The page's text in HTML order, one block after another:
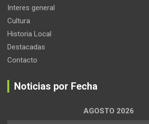
Interes general
Cultura
Historia Local
Destacadas
Contacto
Noticias por Fecha
AGOSTO 2026